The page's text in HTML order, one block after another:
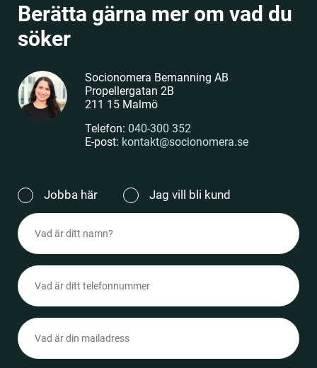
Berätta gärna mer om vad du
söker
Socionomera Bemanning AB
Propellergatan 2B
211 15 Malmö
Telefon: 040-300 352
E-post: kontakt@socionomera.se
Jag
vill
(Obligatoriskt)
Jobba här Jag vill bli kund
Namn
(Obligatoriskt)
Telefonnummer
(Obligatoriskt)
Epost
(Obligatoriskt)